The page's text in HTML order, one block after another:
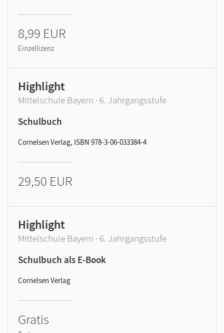
8,99 EUR
Einzellizenz
Highlight
Mittelschule Bayern · 6. Jahrgangsstufe
Schulbuch
Cornelsen Verlag, ISBN 978-3-06-033384-4
29,50 EUR
Highlight
Mittelschule Bayern · 6. Jahrgangsstufe
Schulbuch als E-Book
Cornelsen Verlag
Gratis